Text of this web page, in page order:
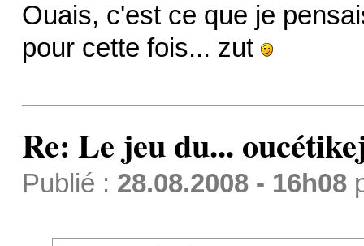
Ouais, c'est ce que je
pour cette fois... zut
Re: Le jeu du...
Publié : 28.08.2008 - 16h08